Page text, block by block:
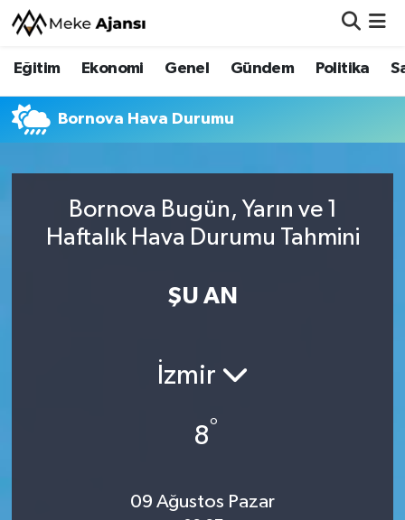
Eğitim Ekonomi Genel Gündem Politika
Bornova Hava Durumu
Bornova Bugün, Yarın ve 1
Haftalık Hava Durumu Tahmini
ŞU AN
İzmir
8°
09 Ağustos Pazar
Eğitim
Ekonomi
Gündem
Nöbetçi Eczaneler
Hava Durumu
Trafik Durumu